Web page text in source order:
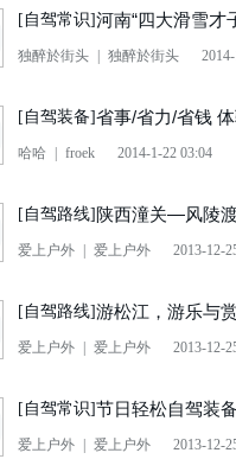
[ 自驾常识]河南“四大滑雪才
独醉於街头 | 独醉於街头
[ 自驾装备]省事/省力/省钱
哈哈 | froek 2014-1-22 03:04
[ 自驾路线] 陕西潼关—风陵
爱上户外 | 爱上户外 2013-12-
[ 自驾路线]游松江，游乐与
爱上户外 | 爱上户外 2013-12-
[ 自驾常识]节日轻松自驾装
爱上户外 | 爱上户外 2013-12-